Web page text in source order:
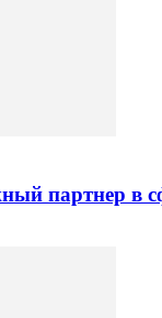
партнер в